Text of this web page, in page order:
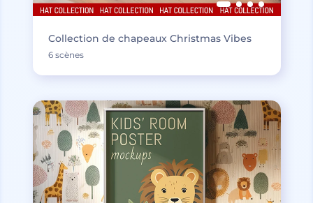
Collection de chapeaux Christmas Vibes
6 scènes